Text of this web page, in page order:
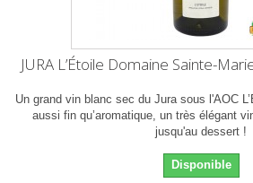
JURA L’Étoile Domaine Sainte-
Un grand vin blanc sec du Jura sous l'AOC
aussi fin qu’aromatique, un très élégant
jusqu'au dessert !
Disponible